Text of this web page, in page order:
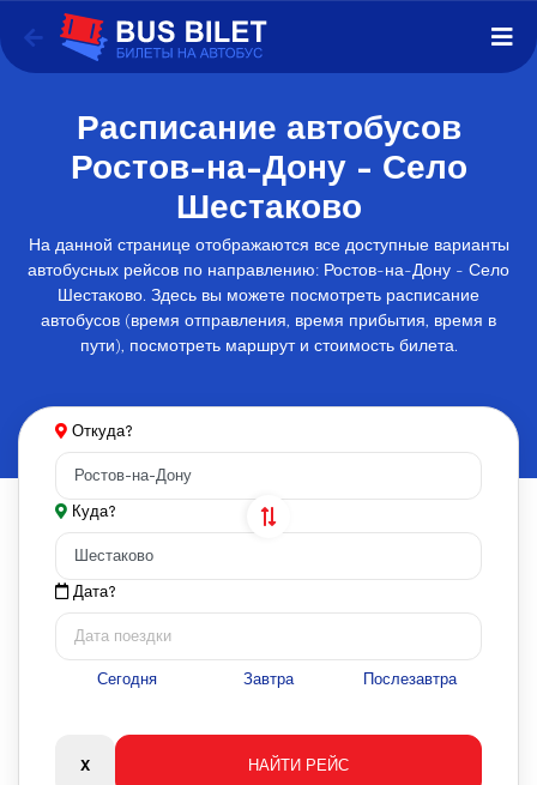
Расписание автобусов
Ростов-на-Дону - Село
Шестаково
На данной странице отображаются все доступные варианты
автобусных рейсов по направлению: Ростов-на-Дону - Село
Шестаково. Здесь вы можете посмотреть расписание
автобусов (время отправления, время прибытия, время в
пути), посмотреть маршрут и стоимость билета.
Откуда?
Куда?
Дата?
Сегодня Завтра Послезавтра